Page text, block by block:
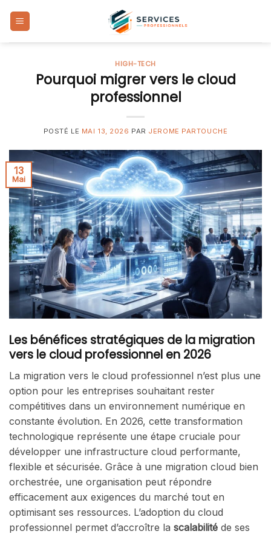
HIGH-TECH
Pourquoi migrer vers le cloud
professionnel
POSTÉ LE MAI 13, 2026 PAR JEROME PARTOUCHE
13
Mai
Les bénéfices stratégiques de la migration
vers le cloud professionnel en 2026
La migration vers le cloud professionnel n’est plus une
option pour les entreprises souhaitant rester
compétitives dans un environnement numérique en
constante évolution. En 2026, cette transformation
technologique représente une étape cruciale pour
développer une infrastructure cloud performante,
flexible et sécurisée. Grâce à une migration cloud bien
orchestrée, une organisation peut répondre
efficacement aux exigences du marché tout en
optimisant ses ressources. L’adoption du cloud
professionnel permet d’accroître la scalabilité de ses